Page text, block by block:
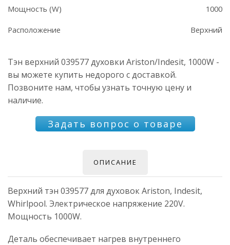
Мощность (W) 1000
Расположение Верхний
Тэн верхний 039577 духовки Ariston/Indesit, 1000W -
вы можете купить недорого с доставкой.
Позвоните нам, чтобы узнать точную цену и
наличие.
Задать вопрос о товаре
ОПИСАНИЕ
Верхний тэн 039577 для духовок Ariston, Indesit,
Whirlpool. Электрическое напряжение 220V.
Мощность 1000W.
Деталь обеспечивает нагрев внутреннего